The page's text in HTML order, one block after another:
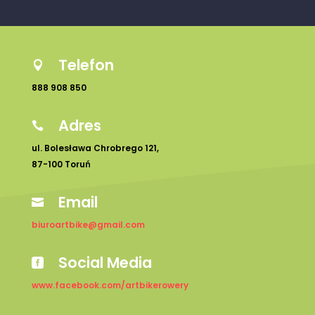
 Telefon
888 908 850
 Adres
ul. Bolesława Chrobrego 121,
87-100 Toruń
 Email
biuroartbike@gmail.com
 Social Media
www.facebook.com/artbikerowery